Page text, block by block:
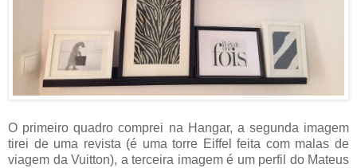
O primeiro quadro comprei na Hangar, a segunda imagem
tirei de uma revista (é uma torre Eiffel feita com malas de
viagem da Vuitton), a terceira imagem é um perfil do Mateus